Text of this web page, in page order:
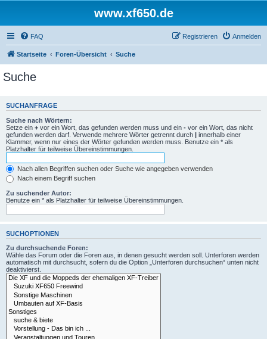
www.xf650.de
FAQ Anmelden
Registrieren
Startseite Foren-Übersicht Suche
Suche
SUCHANFRAGE
Suche nach Wörtern:
Setze ein + vor ein Wort, das gefunden werden muss und ein - vor ein Wort, das nicht
gefunden werden darf. Verwende mehrere Wörter getrennt durch | innerhalb einer
Klammer, wenn nur eines der Wörter gefunden werden muss. Benutze ein * als
Platzhalter für teilweise Übereinstimmungen.
Nach allen Begriffen suchen oder Suche wie angegeben verwenden
Nach einem Begriff suchen
Zu suchender Autor:
Benutze ein * als Platzhalter für teilweise Übereinstimmungen.
SUCHOPTIONEN
Zu durchsuchende Foren:
Wähle das Forum oder die Foren aus, in denen gesucht werden soll. Unterforen werden
automatisch mit durchsucht, sofern du die Option „Unterforen durchsuchen“ unten nicht
deaktivierst.